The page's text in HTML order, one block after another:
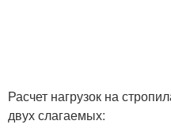
Расчет нагрузок на
двух слагаемых: